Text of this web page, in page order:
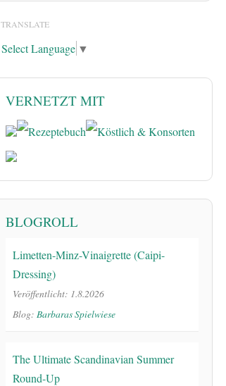
TRANSLATE
Select Language ▼
VERNETZT MIT
BLOGROLL
Limetten-Minz-Vinaigrette (Caipi-
Dressing)
Veröffentlicht: 1.8.2026
Blog: Barbaras Spielwiese
The Ultimate Scandinavian Summer
Round-Up